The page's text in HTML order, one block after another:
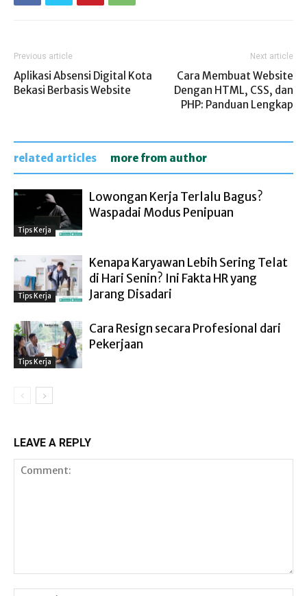
Previous article
Aplikasi Absensi Digital Kota
Bekasi Berbasis Website
Next article
Cara Membuat Website
Dengan HTML, CSS, dan
PHP: Panduan Lengkap
related articles more from author
Tips Kerja
Lowongan Kerja Terlalu Bagus?
Waspadai Modus Penipuan
Tips Kerja
Kenapa Karyawan Lebih Sering Telat
di Hari Senin? Ini Fakta HR yang
Jarang Disadari
Tips Kerja
Cara Resign secara Profesional dari
Pekerjaan
LEAVE A REPLY